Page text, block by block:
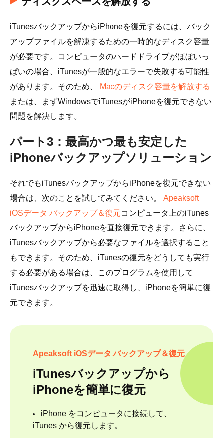
iTunesバックアップからiPhoneを復元するには、バック
アップファイルを解凍するための一時的なディスク容量
が必要です。コンピュータのハードドライブがほぼいっ
ぱいの場合、iTunesが一般的なエラーで失敗する可能性
があります。そのため、
Macのディスク容量を解放する
または、まずWindowsでiTunesがiPhoneを復元できない
問題を解決します。
パート3：最高かつ最も安定した
iPhoneバックアップソリューション
それでもiTunesバックアップからiPhoneを復元できない
場合は、次のことを試してみてください。 Apeaksoft
iOSデータ バックアップ＆復元コンピュータ上のiTunes
バックアップからiPhoneを直接復元できます。さらに、
iTunesバックアップから必要なファイルを選択すること
もできます。そのため、iTunesの復元をどうしても実行
する必要がある場合は、このプログラムを使用して
iTunesバックアップを迅速に取得し、iPhoneを簡単に復
元できます。
Apeaksoft iOSデータ バックアップ＆復元
iTunesバックアップから
iPhoneを簡単に復元
iPhone をコンピュータに接続して、
iTunes から復元します。